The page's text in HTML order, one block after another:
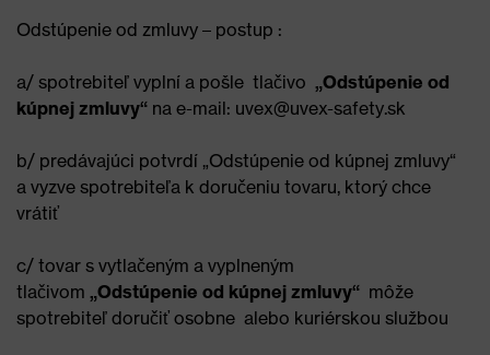
Odstúpenie od zmluvy – postup :
a/ spotrebiteľ vyplní a pošle tlačivo „Odstúpenie od
kúpnej zmluvy“ na e-mail: uvex@uvex-safety.sk
b/ predávajúci potvrdí „Odstúpenie od kúpnej zmluvy“
a vyzve spotrebiteľa k doručeniu tovaru, ktorý chce
vrátiť
c/ tovar s vytlačeným a vyplneným
tlačivom „Odstúpenie od kúpnej zmluvy“ môže
spotrebiteľ doručiť osobne alebo kuriérskou službou